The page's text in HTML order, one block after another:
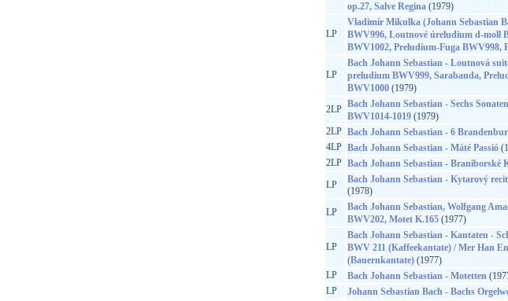
op.27, Salve Regina(1979)
LP
Vladimír Mikulka (Johann Sebastian
BWV996, Loutnové úreludium d-moll
BWV1002, Preludium-Fuga BWV998,
LP
Bach Johann Sebastian - Loutnová
preludium BWV999, Sarabanda,
BWV1000(1979)
2LP Bach Johann Sebastian - Sechs
BWV1014-1019(1979)
2LP Bach Johann Sebastian - 6
4LP Bach Johann Sebastian - Máté Passió
2LP Bach Johann Sebastian - Braniborské
LP
Bach Johann Sebastian - Kytarový
(1978)
LP
Bach Johann Sebastian, Wolfgang
BWV202, Motet K.165(1977)
LP
Bach Johann Sebastian - Kantaten -
BWV 211 (Kaffeekantate) / Mer Han
(Bauernkantate)(1977)
LP Bach Johann Sebastian - Motetten
LP
Johann Sebastian Bach - Bachs